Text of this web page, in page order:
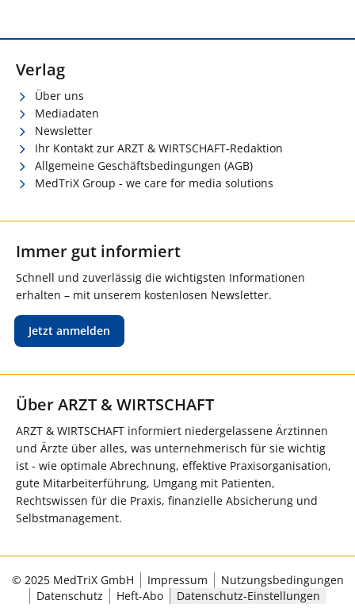
Verlag
Über uns
Mediadaten
Newsletter
Ihr Kontakt zur ARZT & WIRTSCHAFT-Redaktion
Allgemeine Geschäftsbedingungen (AGB)
MedTriX Group - we care for media solutions
Immer gut informiert
Schnell und zuverlässig die wichtigsten Informationen
erhalten – mit unserem kostenlosen Newsletter.
Jetzt anmelden
Über ARZT & WIRTSCHAFT
ARZT & WIRTSCHAFT informiert niedergelassene Ärztinnen
und Ärzte über alles, was unternehmerisch für sie wichtig
ist - wie optimale Abrechnung, effektive Praxisorganisation,
gute Mitarbeiterführung, Umgang mit Patienten,
Rechtswissen für die Praxis, finanzielle Absicherung und
Selbstmanagement.
© 2025 MedTriX GmbH Impressum
Nutzungsbedingungen
Datenschutz
Heft-Abo Datenschutz-Einstellungen